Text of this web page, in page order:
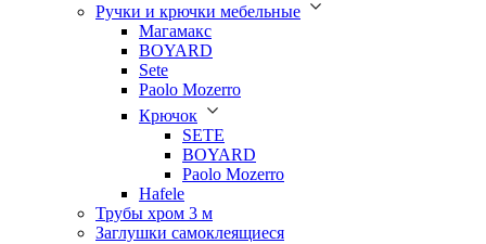
Ручки и крючки мебельные
Магамакс
BOYARD
Sete
Paolo Mozerro
Крючок
SETE
BOYARD
Paolo Mozerro
Hafele
Трубы хром 3 м
Заглушки самоклеящиеся